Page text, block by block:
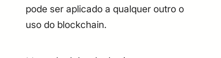
pode ser aplicado a qualquer outro o
uso do blockchain.